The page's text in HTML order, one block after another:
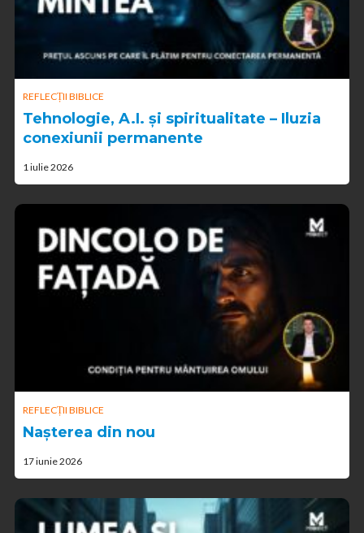
REFLECȚII BIBLICE
Tehnologie, A.I. și spiritualitate – Iluzia
conexiunii permanente
1 iulie 2026
REFLECȚII BIBLICE
Nașterea din nou
17 iunie 2026